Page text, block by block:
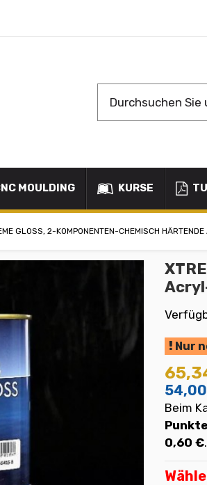
MOULDING KURSE
GLOSS, 2-KOMPONENTEN-CHEMISCH
Nur
Beim
0,60 €.